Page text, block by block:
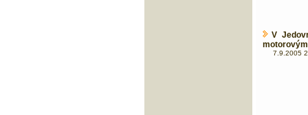
V
7.9.2005